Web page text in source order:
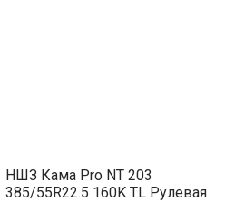
НШЗ Кама Pro NТ 203
385/55R22.5 160K TL Рулевая